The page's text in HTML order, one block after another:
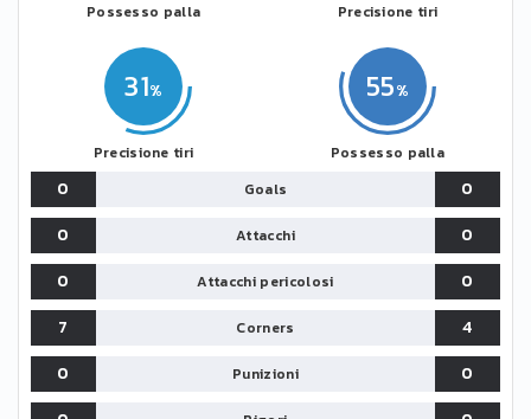
Possesso palla
31
Precisione tiri
55
Possesso palla
Precisione tiri
0 Goals
0
0
Attacchi
0
0
Attacchi pericolosi
0
7
Corners
4
0
Punizioni
0